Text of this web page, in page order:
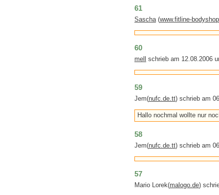
61
Sascha(www.fitline-
60
mell schrieb am 12.08.2006
59
Jem(nufc.de.tt) schrieb am
Hallo nochmal wollte nur
58
Jem(nufc.de.tt) schrieb am
57
Mario Lorek(malogo.de)